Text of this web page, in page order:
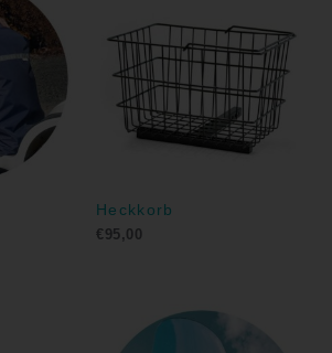
Heckkorb
€ 95,00